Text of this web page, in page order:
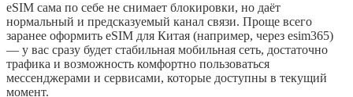
eSIM сама по себе не снимает блокировки, но даёт
нормальный и предсказуемый канал связи. Проще всего
заранее оформить eSIM для Китая (например, через esim365)
— у вас сразу будет стабильная мобильная сеть, достаточно
трафика и возможность комфортно пользоваться
мессенджерами и сервисами, которые доступны в текущий
момент.